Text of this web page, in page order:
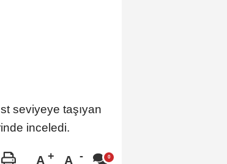
seviyeye taşıyan
inceledi.
A A